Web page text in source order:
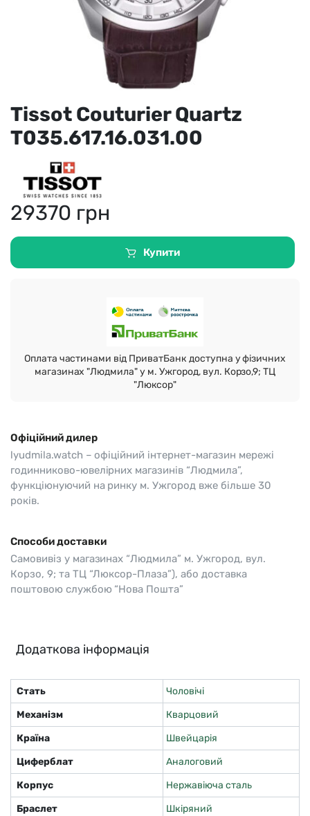
Tissot Couturier Quartz
T035.617.16.031.00
29370 грн
Купити
Оплата частинами від ПриватБанк доступна у фізичних
магазинах "Людмила" у м. Ужгород, вул. Корзо,9; ТЦ
"Люксор"
Офіційний дилер
lyudmila.watch – офіційний інтернет-магазин мережі
годинниково-ювелірних магазинів “Людмила”,
функціюнуючий на ринку м. Ужгород вже більше 30
років.
Способи доставки
Самовивіз у магазинах “Людмила” м. Ужгород, вул.
Корзо, 9; та ТЦ “Люксор-Плаза”), або доставка
поштовою службою “Нова Пошта”
Додаткова інформація
Стать
Чоловічі
Механізм
Кварцовий
Країна
Швейцарія
Циферблат
Аналоговий
Корпус
Нержавіюча сталь
Браслет
Шкіряний